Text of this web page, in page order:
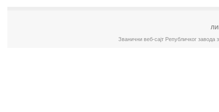
Званични веб-сајт Републичког